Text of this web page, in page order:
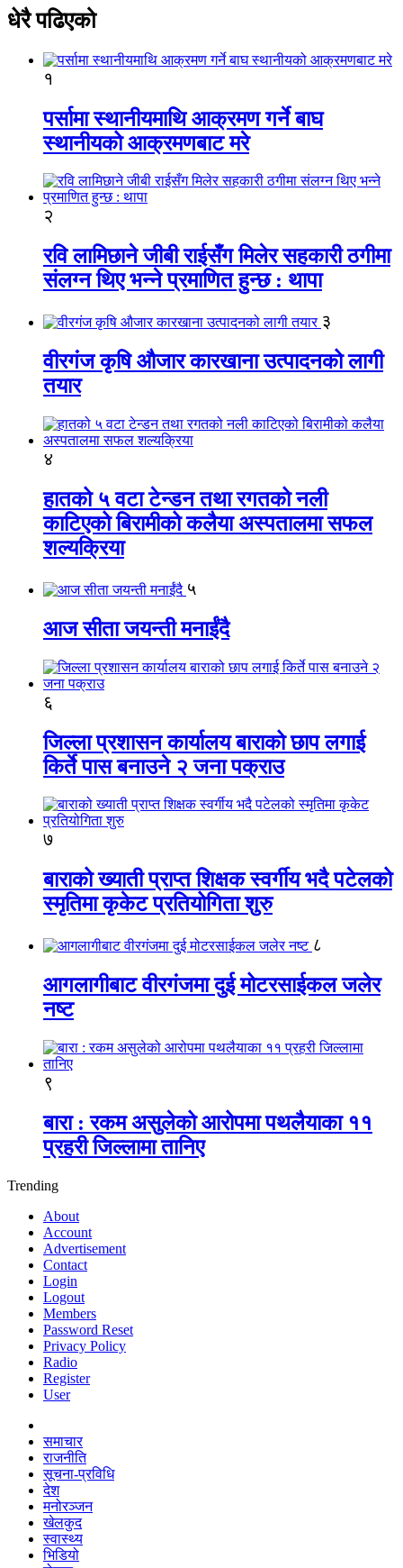
धेरै पढिएको
१
पर्सामा स्थानीयमाथि आक्रमण गर्ने बाघ
स्थानीयको आक्रमणबाट मरे
२
रवि लामिछाने जीबी राईसँग मिलेर सहकारी ठगीमा
संलग्न थिए भन्ने प्रमाणित हुन्छ : थापा
३
वीरगंज कृषि औजार कारखाना उत्पादनको लागी
तयार
४
हातको ५ वटा टेन्डन तथा रगतको नली
काटिएको बिरामीको कलैया अस्पतालमा सफल
शल्यक्रिया
५
आज सीता जयन्ती मनाईंदै
६
जिल्ला प्रशासन कार्यालय बाराको छाप लगाई
किर्ते पास बनाउने २ जना पक्राउ
७
बाराको ख्याती प्राप्त शिक्षक स्वर्गीय भदै पटेलको
स्मृतिमा कृकेट प्रतियोगिता शुरु
८
आगलागीबाट वीरगंजमा दुई मोटरसाईकल जलेर
नष्ट
९
बारा : रकम असुलेको आरोपमा पथलैयाका ११
प्रहरी जिल्लामा तानिए
Trending
About
Account
Advertisement
Contact
Login
Logout
Members
Password Reset
Privacy Policy
Radio
Register
User
समाचार
राजनीति
सूचना-प्रविधि
देश
मनोरञ्जन
खेलकुद
स्वास्थ्य
भिडियो